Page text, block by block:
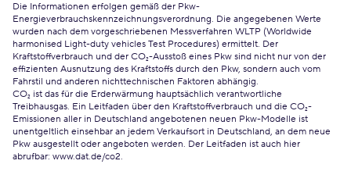
Die Informationen erfolgen gemäß der Pkw-
Energieverbrauchskennzeichnungsverordnung. Die angegebenen Werte
wurden nach dem vorgeschriebenen Messverfahren WLTP (Worldwide
harmonised Light-duty vehicles Test Procedures) ermittelt. Der
Kraftstoffverbrauch und der CO₂-Ausstoß eines Pkw sind nicht nur von der
effizienten Ausnutzung des Kraftstoffs durch den Pkw, sondern auch vom
Fahrstil und anderen nichttechnischen Faktoren abhängig.
CO₂ ist das für die Erderwärmung hauptsächlich verantwortliche
Treibhausgas. Ein Leitfaden über den Kraftstoffverbrauch und die CO₂-
Emissionen aller in Deutschland angebotenen neuen Pkw-Modelle ist
unentgeltlich einsehbar an jedem Verkaufsort in Deutschland, an dem neue
Pkw ausgestellt oder angeboten werden. Der Leitfaden ist auch hier
abrufbar: www.dat.de/co2.